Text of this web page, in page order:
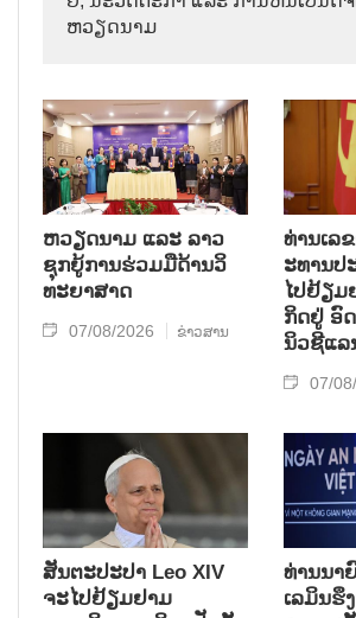
ຫວຽດ​ນາມ
ຫວຽດ​ນາມ ແລະ ລາວ​
ຊຸກ​ຍູ້​ການ​ຮ່ວມ​ມື​ດ້ານວ​ິ​
ທະ​ຍາ​ສາດ
07/08/2026 ຂ່າວສານ
ທ່ານ​ເລ​
ະ​ທານ​ປ
ໄປ​ຢ້ຽມ​
ກິດ​ຢູ່ ອົ
ນິວ​ຊີ​ແລ
07/
ສັນຕະປະປາ Leo XIV
ຈະໄປຢ້ຽມຢາມ
ທ່ານນາ
ເລມິນຮຶ